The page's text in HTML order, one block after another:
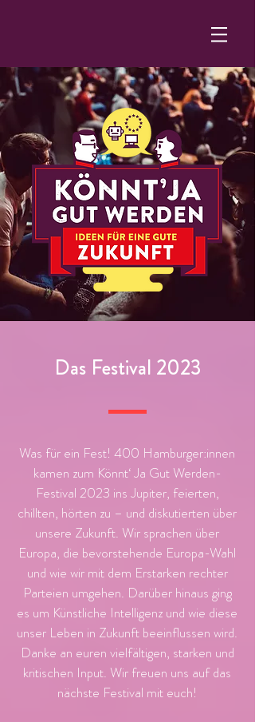
Das Festival 2023
Was für ein Fest! 400 Hamburger:innen
kamen zum Könnt‘ Ja Gut Werden-
Festival 2023 ins Jupiter, feierten,
chillten, hörten zu – und diskutierten über
unsere Zukunft. Wir sprachen über
Europa, die bevorstehende Europa-Wahl
und wie wir mit dem Erstarken rechter
Parteien umgehen. Darüber hinaus ging
es um Künstliche Intelligenz und wie diese
unser Leben in Zukunft beeinflussen wird.
Danke an euren vielfältigen, starken und
kritischen Input. Wir freuen uns auf das
nächste Festival mit euch!